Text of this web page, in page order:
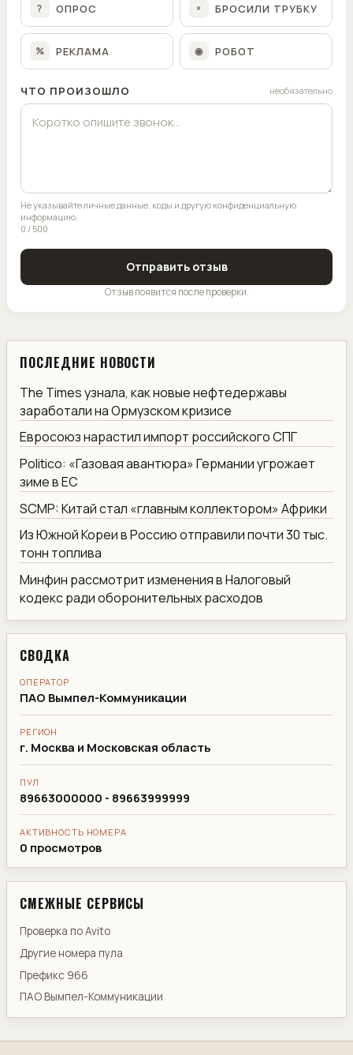
? ОПРОС × БРОСИЛИ ТРУБКУ
% РЕКЛАМА ◉ РОБОТ
ЧТО ПРОИЗОШЛО необязательно
Не указывайте личные данные, коды и другую конфиденциальную
информацию.
0 / 500
Отправить отзыв
Отзыв появится после проверки.
ПОСЛЕДНИЕ НОВОСТИ
The Times узнала, как новые нефтедержавы
заработали на Ормузском кризисе
Евросоюз нарастил импорт российского СПГ
Politico: «Газовая авантюра» Германии угрожает
зиме в ЕС
SCMP: Китай стал «главным коллектором» Африки
Из Южной Кореи в Россию отправили почти 30 тыс.
тонн топлива
Минфин рассмотрит изменения в Налоговый
кодекс ради оборонительных расходов
СВОДКА
ОПЕРАТОР
ПАО Вымпел-Коммуникации
РЕГИОН
г. Москва и Московская область
ПУЛ
89663000000 - 89663999999
АКТИВНОСТЬ НОМЕРА
0 просмотров
СМЕЖНЫЕ СЕРВИСЫ
Проверка по Avito
Другие номера пула
Префикс 966
ПАО Вымпел-Коммуникации